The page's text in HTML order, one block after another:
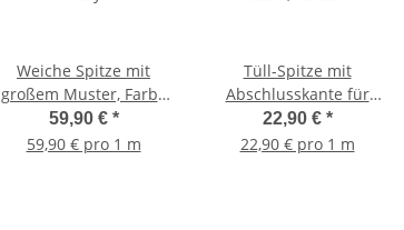
Weiche Spitze mit
großem Muster, Farbe
Ivory
59,90 € *
59,90 € pro 1 m
Tüll-Spitze mit
Abschlusskante für
Saum, Farbe Ivory
22,90 € *
22,90 € pro 1 m